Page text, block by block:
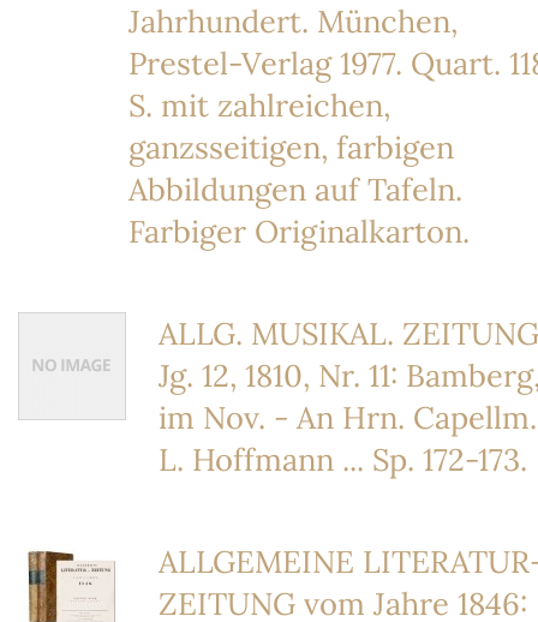
Jahrhundert. München,
Prestel-Verlag 1977. Quart.
S. mit zahlreichen,
ganzsseitigen, farbigen
Abbildungen auf Tafeln.
Farbiger Originalkarton.
ALLG. MUSIKAL.
Jg. 12, 1810, Nr. 11:
im Nov. - An Hrn. Capellm.
L. Hoffmann ... Sp. 172-173.
ALLGEMEINE
ZEITUNG vom Jahre 1846: